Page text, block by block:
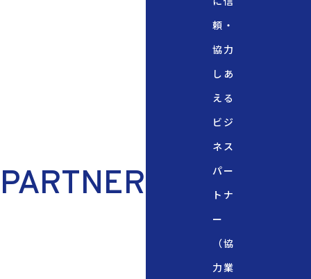
PARTNER
頼・
協力
しあ
える
ビジ
ネス
パー
トナ
ー
（協
力業